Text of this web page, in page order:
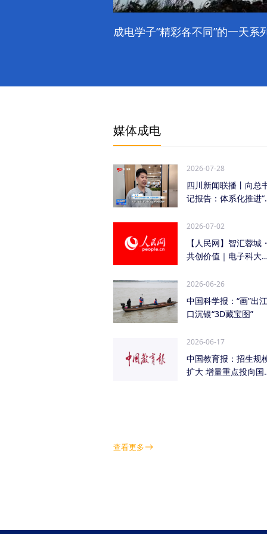
成电学子“精彩各不同”的一天系
媒体成电
2026-07-28
四川新闻联播丨向总
记报告：体系化推进“
2026-07-02
【人民网】智汇蓉城
共创价值｜电子科大
2026-06-26
中国科学报：“画”出江
口沉银“3D藏宝图”
2026-06-17
中国教育报：招生规
扩大 增量重点投向国
查看更多